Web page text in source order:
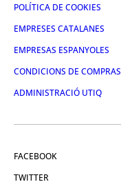
POLÍTICA DE COOKIES
EMPRESES CATALANES
EMPRESAS ESPANYOLES
CONDICIONS DE COMPRAS
ADMINISTRACIÓ UTIQ
FACEBOOK
TWITTER